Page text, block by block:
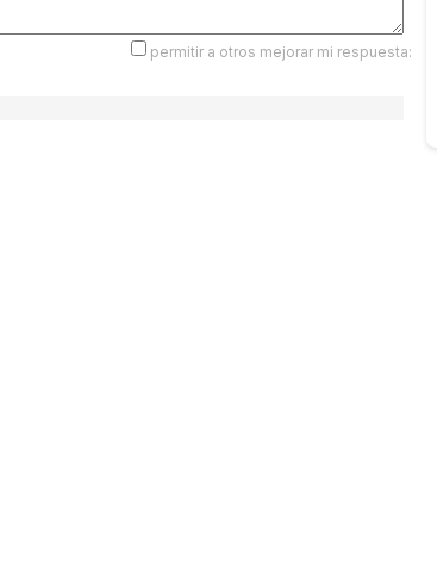
permitir a otros mejorar mi respuesta: